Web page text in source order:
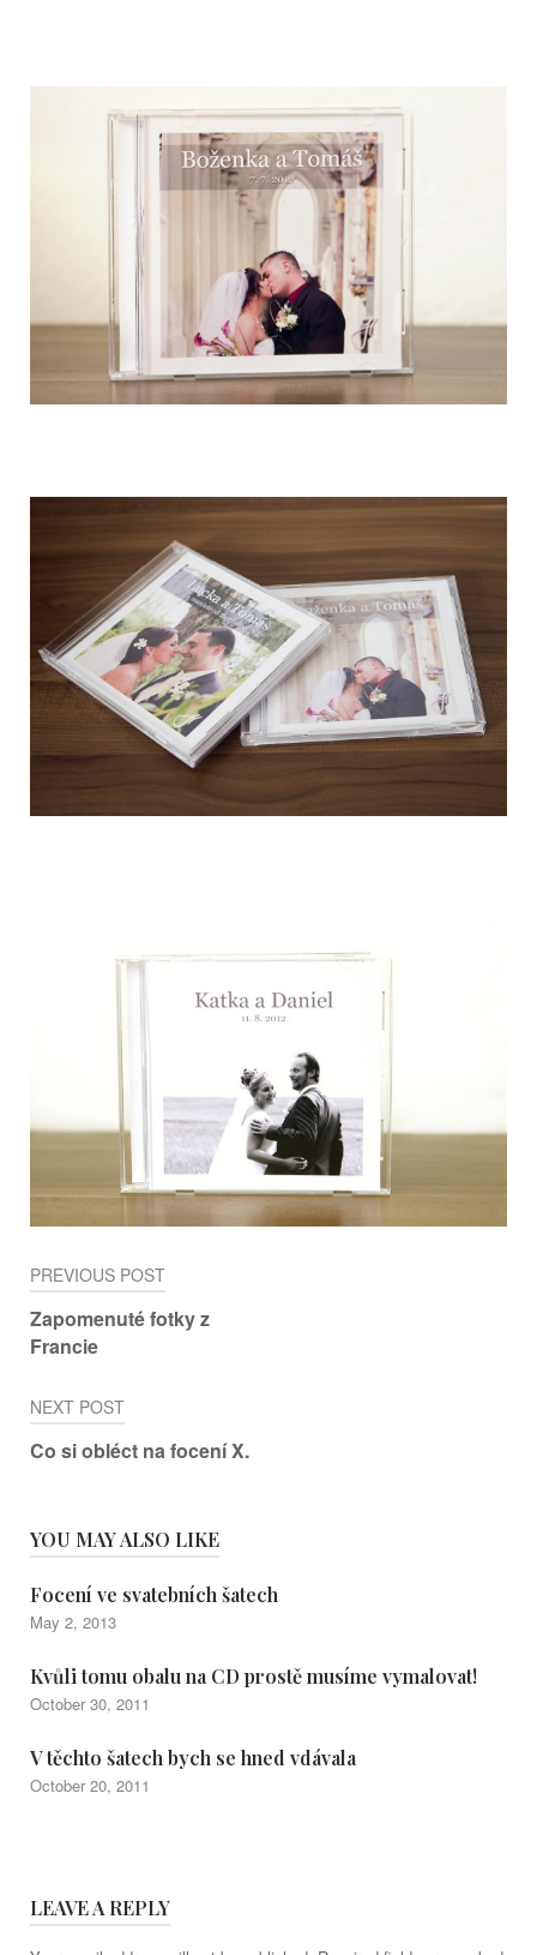
Post
navigation
PREVIOUS POST
Zapomenuté fotky z
Francie
NEXT POST
Co si obléct na focení X.
YOU MAY ALSO LIKE
Focení ve svatebních šatech
May 2, 2013
Kvůli tomu obalu na CD prostě musíme vymalovat!
October 30, 2011
V těchto šatech bych se hned vdávala
October 20, 2011
LEAVE A REPLY